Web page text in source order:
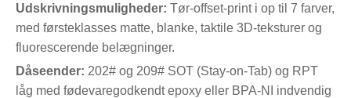
Udskrivningsmuligheder: Tør-offset-print i op til 7 farver,
med førsteklasses matte, blanke, taktile 3D-teksturer og
fluorescerende belægninger.
Dåseender: 202# og 209# SOT (Stay-on-Tab) og RPT
låg med fødevaregodkendt epoxy eller BPA-NI indvendig